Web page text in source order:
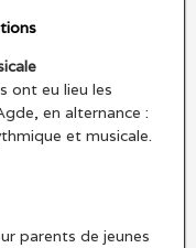
ont eu lieu les
en alternance :
et musicale.
parents de jeunes